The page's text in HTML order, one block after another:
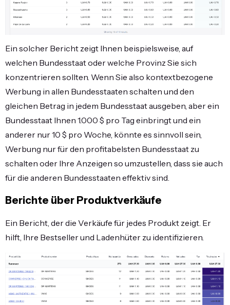
Ein solcher Bericht zeigt Ihnen beispielsweise, auf
welchen Bundesstaat oder welche Provinz Sie sich
konzentrieren sollten. Wenn Sie also kontextbezogene
Werbung in allen Bundesstaaten schalten und den
gleichen Betrag in jedem Bundesstaat ausgeben, aber ein
Bundesstaat Ihnen 1.000 $ pro Tag einbringt und ein
anderer nur 10 $ pro Woche, könnte es sinnvoll sein,
Werbung nur für den profitabelsten Bundesstaat zu
schalten oder Ihre Anzeigen so umzustellen, dass sie auch
für die anderen Bundesstaaten effektiv sind.
Berichte über Produktverkäufe
Ein Bericht, der die Verkäufe für jedes Produkt zeigt. Er
hilft, Ihre Bestseller und Ladenhüter zu identifizieren.